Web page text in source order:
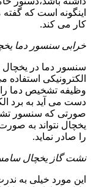
اینگونه است که
کار می کند.
خرابی سنسور دما
سنسور دما در یخچال
الکترونیکی
وظیفه تشخیص دما
دست می آید به برد
صورتی که سنسور
یخچال نتواند به
را صادر نماید.
نشت گاز یخچال
این مورد خیلی به